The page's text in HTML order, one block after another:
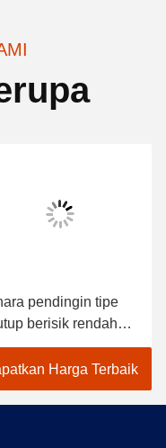
pendingin tipe
berisik rendah
air rendah
tungku induksi
Harga Terbaik